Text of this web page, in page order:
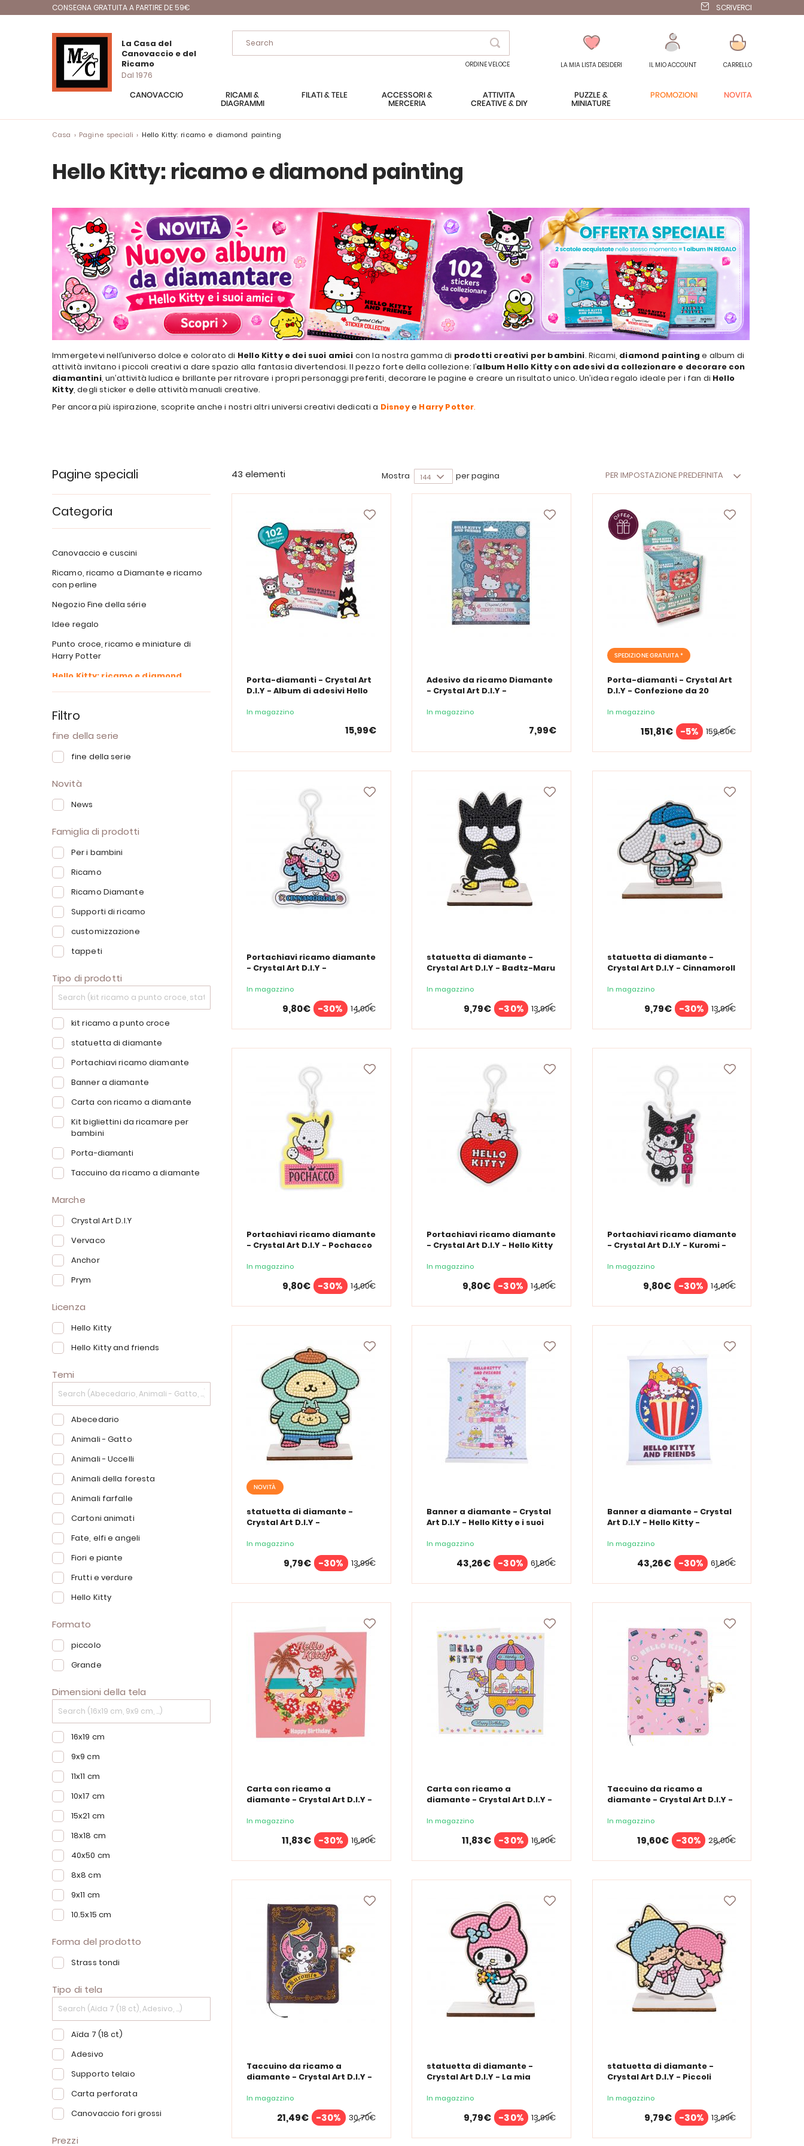
CONSEGNA GRATUITA A PARTIRE DE 59€ SCRIVERCI
La Casa del
Canovaccio e del
Ricamo
Dal 1976
Search
ORDINE VELOCE LA MIA LISTA DESIDERI IL MIO ACCOUNT CARRELLO
CANOVACCIO
RICAMI &
DIAGRAMMI
FILATI & TELE
ACCESSORI &
MERCERIA
ATTIVITÀ
CREATIVE & DIY
PUZZLE &
MINIATURE
PROMOZIONI NOVITÀ
Casa Pagine speciali Hello Kitty: ricamo e diamond painting
Hello Kitty: ricamo e diamond painting
Immergetevi nell’universo dolce e colorato di Hello Kitty e dei suoi amici con la nostra gamma di prodotti creativi per bambini. Ricami, diamond painting e album di
attività invitano i piccoli creativi a dare spazio alla fantasia divertendosi. Il pezzo forte della collezione: l’album Hello Kitty con adesivi da collezionare e decorare con
diamantini, un’attività ludica e brillante per ritrovare i propri personaggi preferiti, decorare le pagine e creare un risultato unico. Un’idea regalo ideale per i fan di Hello
Kitty, degli sticker e delle attività manuali creative.
Per ancora più ispirazione, scoprite anche i nostri altri universi creativi dedicati a Disneye Harry Potter.
43 elementi PER IMPOSTAZIONE PREDEFINITA
Mostra per pagina
Porta-diamanti - Crystal Art
D.I.Y - Album di adesivi Hello
In magazzino
15,99€
Adesivo da ricamo Diamante
- Crystal Art D.I.Y -
Kitty
In magazzino
7,99€
SPEDIZIONE GRATUITA *
Porta-diamanti - Crystal Art
D.I.Y - Confezione da 20
Hello Kitty ciascuna
In magazzino
159,80€
151,81€ -5%
Portachiavi ricamo diamante
- Crystal Art D.I.Y -
In magazzino
14,00€
9,80€ -30%
statuetta di diamante -
Crystal Art D.I.Y - Badtz-Maru
In magazzino
13,99€
9,79€ -30%
statuetta di diamante -
Crystal Art D.I.Y - Cinnamoroll
In magazzino
13,99€
9,79€ -30%
Portachiavi ricamo diamante
- Crystal Art D.I.Y - Pochacco
In magazzino
14,00€
9,80€ -30%
Portachiavi ricamo diamante
- Crystal Art D.I.Y - Hello Kitty
In magazzino
14,00€
9,80€ -30%
Portachiavi ricamo diamante
- Crystal Art D.I.Y - Kuromi -
In magazzino
14,00€
9,80€ -30%
NOVITÀ
statuetta di diamante -
Crystal Art D.I.Y -
In magazzino
13,99€
9,79€ -30%
Banner a diamante - Crystal
Art D.I.Y - Hello Kitty e i suoi
In magazzino
61,80€
43,26€ -30%
Banner a diamante - Crystal
Art D.I.Y - Hello Kitty -
In magazzino
61,80€
43,26€ -30%
Carta con ricamo a
diamante - Crystal Art D.I.Y -
In magazzino
16,90€
11,83€ -30%
Carta con ricamo a
diamante - Crystal Art D.I.Y -
In magazzino
16,90€
11,83€ -30%
Taccuino da ricamo a
diamante - Crystal Art D.I.Y -
In magazzino
28,00€
19,60€ -30%
Taccuino da ricamo a
diamante - Crystal Art D.I.Y -
In magazzino
30,70€
21,49€ -30%
statuetta di diamante -
Crystal Art D.I.Y - La mia
In magazzino
13,99€
9,79€ -30%
statuetta di diamante -
Crystal Art D.I.Y - Piccoli
In magazzino
13,99€
9,79€ -30%
Pagine speciali
Categoria
Canovaccio e cuscini
Ricamo, ricamo a Diamante e ricamo
con perline
Negozio Fine della série
Idee regalo
Punto croce, ricamo e miniature di
Harry Potter
Hello Kitty: ricamo e diamond
Filtro
fine della serie
fine della serie
Novità
News
Famiglia di prodotti
Per i bambini
Ricamo
Ricamo Diamante
Supporti di ricamo
customizzazione
tappeti
Tipo di prodotti
kit ricamo a punto croce
statuetta di diamante
Portachiavi ricamo diamante
Banner a diamante
Carta con ricamo a diamante
Kit bigliettini da ricamare per
bambini
Porta-diamanti
Taccuino da ricamo a diamante
Marche
Crystal Art D.I.Y
Vervaco
Anchor
Prym
Licenza
Hello Kitty
Hello Kitty and friends
Temi
Abecedario
Animali - Gatto
Animali - Uccelli
Animali della foresta
Animali farfalle
Cartoni animati
Fate, elfi e angeli
Fiori e piante
Frutti e verdure
Hello Kitty
Formato
piccolo
Grande
Dimensioni della tela
16x19 cm
9x9 cm
11x11 cm
10x17 cm
15x21 cm
18x18 cm
40x50 cm
8x8 cm
9x11 cm
10.5x15 cm
Forma del prodotto
Strass tondi
Tipo di tela
Aïda 7 (18 ct)
Adesivo
Supporto telaio
Carta perforata
Canovaccio fori grossi
Prezzi